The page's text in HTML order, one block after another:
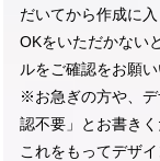
だいてから作成に入
OKをいただかない
ルをご確認をお願い
※お急ぎの方や、
認不要」とお書きく
これをもってデザ